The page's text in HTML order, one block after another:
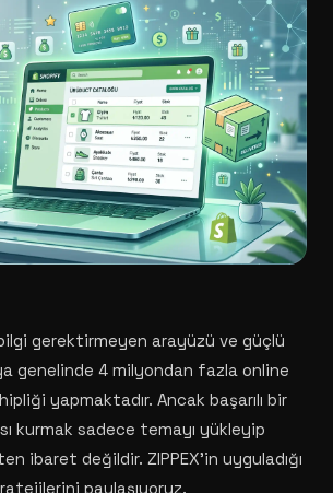
gerektirmeyen arayüzü ve güçlü
genelinde 4 milyondan fazla online
yapmaktadır. Ancak başarılı bir
kurmak sadece temayı yükleyip
ibaret değildir. ZIPPEX'in uyguladığı
paylaşıyoruz.